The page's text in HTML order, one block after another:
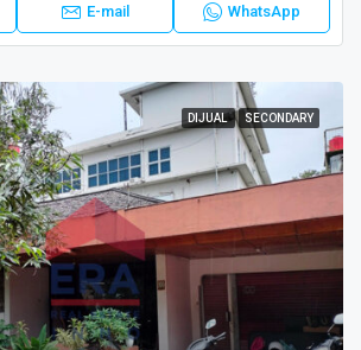
E-mail WhatsApp
DIJUAL SECONDARY